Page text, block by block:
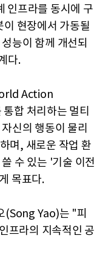
인프라를 동시에 구
이 현장에서 가동될
능이 함께 개선되
다.
Action
합 처리하는 멀티
신의 행동이 물리
며, 새로운 작업 환
수 있는 '기술 이전
목표다.
(Song Yao)는 "피
프라의 지속적인 공